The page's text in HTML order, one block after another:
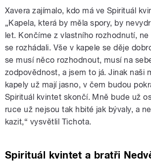
Xavera zajímalo, kdo má ve Spirituál
„Kapela, která by měla spory, by
let. Končíme z vlastního rozhodnutí,
se rozhádali. Vše v kapele se děje
se musí něco rozhodnout, musí na
zodpovědnost, a jsem to já. Jinak naši
kapely už mají jasno, v čem budou
Spirituál kvintet skončí. Mně bude už
ruce už nejsou tak hbité jak bývaly, a
kazit,“ vysvětlil Tichota.
Spirituál kvintet a bratři